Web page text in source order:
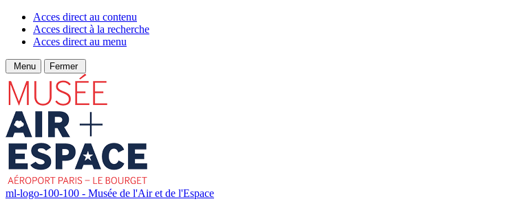
Acces direct au contenu
Acces direct à la recherche
Acces direct au menu
Menu Fermer
ml-logo-100-100 - Musée de l'Air et de l'Espace